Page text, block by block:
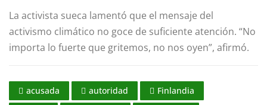
La activista sueca lamentó que el mensaje del
activismo climático no goce de suficiente atención. “No
importa lo fuerte que gritemos, no nos oyen”, afirmó.
acusada autoridad
Finlandia